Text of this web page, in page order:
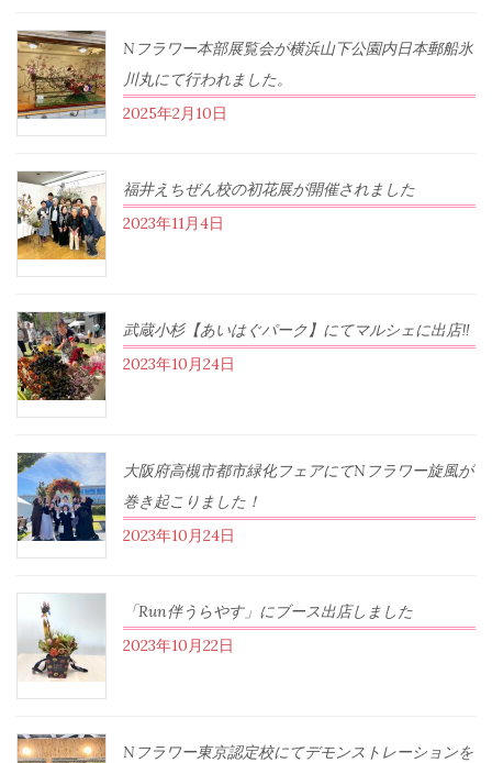
Nフラワー本部展覧会が横浜山下公園内日本郵船氷
川丸にて行われました。
2025年2月10日
福井えちぜん校の初花展が開催されました
2023年11月4日
武蔵小杉【あいはぐパーク】にてマルシェに出店‼︎
2023年10月24日
大阪府高槻市都市緑化フェアにてNフラワー旋風が
巻き起こりました！
2023年10月24日
「Run伴うらやす」にブース出店しました
2023年10月22日
Nフラワー東京認定校にてデモンストレーションを